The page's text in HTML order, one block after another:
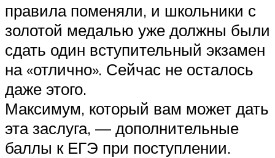
правила поменяли, и школьники с
золотой медалью уже должны были
сдать один вступительный экзамен
на «отлично». Сейчас не осталось
даже этого.
Максимум, который вам может дать
эта заслуга, — дополнительные
баллы к ЕГЭ при поступлении.